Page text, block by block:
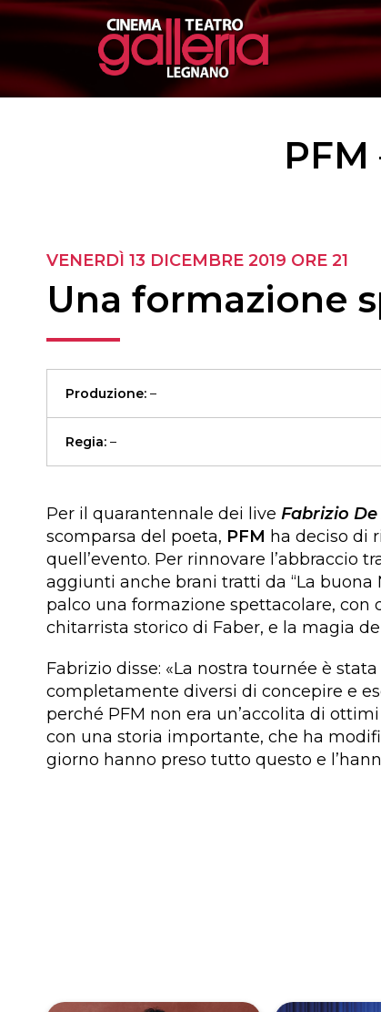
VENERDÌ 13 DICEMBRE 2019 ORE 21
Una formazione
Produzione: –
Regia: –
Per il quarantennale dei live Fabrizio
scomparsa del poeta, PFM ha deciso di
quell’evento. Per rinnovare l’abbraccio
aggiunti anche brani tratti da “La buona
palco una formazione spettacolare, con
chitarrista storico di Faber, e la magia
Fabrizio disse: «La nostra tournée è
completamente diversi di concepire e
perché PFM non era un’accolita di
con una storia importante, che ha
giorno hanno preso tutto questo e